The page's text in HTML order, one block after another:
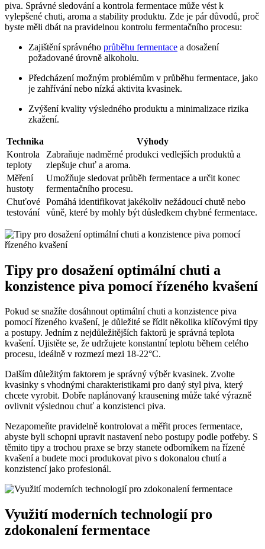
piva. Správné sledování a kontrola fermentace může vést k
vylepšené chuti, aroma a stability produktu. Zde je pár důvodů, proč
byste měli dbát na pravidelnou kontrolu fermentačního procesu:
Zajištění správného průběhu fermentace a dosažení
požadované úrovně alkoholu.
Předcházení možným problémům v průběhu fermentace, jako
je zahřívání nebo nízká aktivita kvasinek.
Zvýšení kvality výsledného produktu a minimalizace rizika
zkažení.
Technika
Výhody
Kontrola
teploty
Zabraňuje nadměrné produkci vedlejších produktů a
zlepšuje chuť a aroma.
Měření
hustoty
Umožňuje sledovat průběh fermentace a určit konec
fermentačního procesu.
Chuťové
testování
Pomáhá identifikovat jakékoliv nežádoucí chutě nebo
vůně, které by mohly být důsledkem chybné fermentace.
Tipy pro dosažení optimální chuti a
konzistence piva pomocí řízeného kvašení
Pokud se snažíte dosáhnout optimální chuti a konzistence piva
pomocí řízeného kvašení, je důležité se řídit několika klíčovými tipy
a postupy. Jedním z nejdůležitějších faktorů je správná teplota
kvašení. Ujistěte se, že udržujete konstantní teplotu během celého
procesu, ideálně v rozmezí mezi 18-22°C.
Dalším důležitým faktorem je správný výběr kvasinek. Zvolte
kvasinky s vhodnými charakteristikami pro daný styl piva, který
chcete vyrobit. Dobře naplánovaný krausening může také výrazně
ovlivnit výslednou chuť a konzistenci piva.
Nezapomeňte pravidelně kontrolovat a měřit proces fermentace,
abyste byli schopni upravit nastavení nebo postupy podle potřeby. S
těmito tipy a trochou praxe se brzy stanete odborníkem na řízené
kvašení a budete moci produkovat pivo s dokonalou chutí a
konzistencí jako profesionál.
Využití moderních technologií pro
zdokonalení fermentace